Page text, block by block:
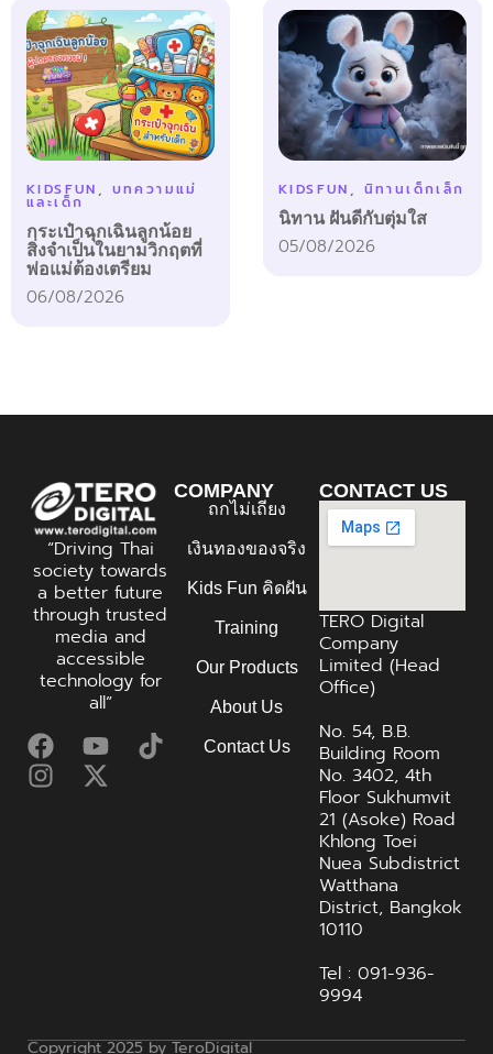
KIDSFUN , บทความแม่
และเด็ก
กระเป๋าฉุกเฉินลูกน้อย
สิ่งจำเป็นในยามวิกฤตที่
พ่อแม่ต้องเตรียม
06/08/2026
KIDSFUN , นิทานเด็กเล็ก
นิทาน ฝันดีกับตุ่มใส
05/08/2026
“Driving Thai
society towards
a better future
through trusted
media and
accessible
technology for
all”
COMPANY
ถกไม่เถียง
เงินทองของจริง
Kids Fun คิดฝัน
Training
Our Products
About Us
Contact Us
CONTACT US
TERO Digital
Company
Limited (Head
Office)
No. 54, B.B.
Building Room
No. 3402, 4th
Floor Sukhumvit
21 (Asoke) Road
Khlong Toei
Nuea Subdistrict
Watthana
District, Bangkok
10110
Tel : 091-936-
9994
Copyright 2025 by TeroDigital